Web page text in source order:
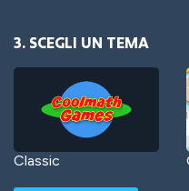
3. SCEGLI UN TEMA
Classic